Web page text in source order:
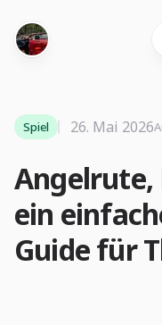
Angelrute,
ein
Guide für
Spiel 26. Mai 2026